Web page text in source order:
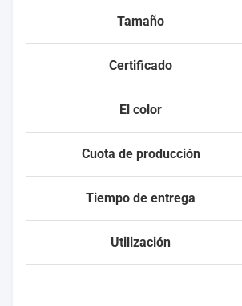
Tamaño
Certificado
El color
Cuota de producción
Tiempo de entrega
Utilización